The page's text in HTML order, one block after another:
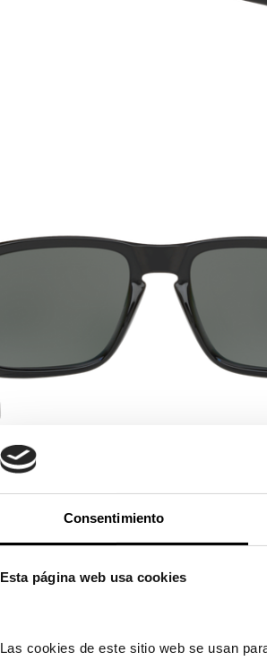
Consentimiento
Esta página web usa cookies
Las cookies de este sitio web se usan